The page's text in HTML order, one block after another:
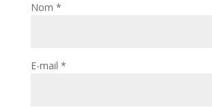
Nom *
E-mail *